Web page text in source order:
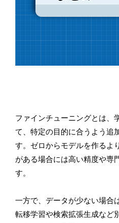
ファインチューニングとは、
て、特定の目的に合うよう追
す。ゼロからモデルを作るよ
がある場合には高い精度や専
す。
一方で、データが少ない場合
転移学習や検索拡張生成など